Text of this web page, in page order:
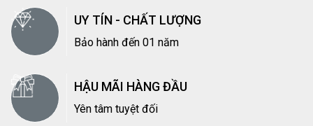
UY TÍN - CHẤT LƯỢNG
Bảo hành đến 01 năm
HẬU MÃI HÀNG ĐẦU
Yên tâm tuyệt đối